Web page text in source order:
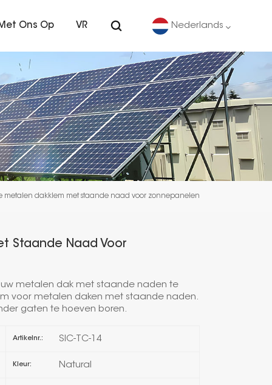
Ons Op VR Nederlands
English
Deutsch
español
português
한국의
metalen dakklem met staande naad voor zonnepanelen
Staande Naad Voor
metalen dak met staande naden te
voor metalen daken met staande naden.
gaten te hoeven boren.
Artikelnr.: SIC-TC-14
Kleur: Natural